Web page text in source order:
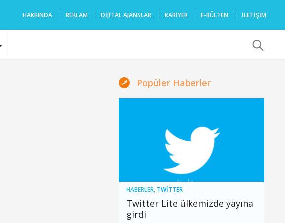
HAKKINDA REKLAM DIJITAL AJANSLAR KARIYER E-BÜLTEN İLETİŞİM
Popüler Haberler
HABERLER, TWITTER
Twitter Lite ülkemizde yayına
girdi